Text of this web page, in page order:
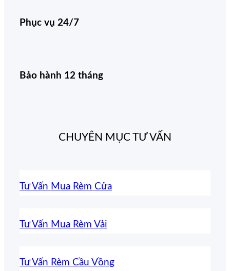
Phục vụ 24/7
Bảo hành 12 tháng
CHUYÊN MỤC TƯ VẤN
Tư Vấn Mua Rèm Cửa
Tư Vấn Mua Rèm Vải
Tư Vấn Rèm Cầu Vồng